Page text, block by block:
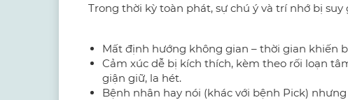
Trong thời kỳ toàn phát, sự chú ý và trí nhớ bị suy
Mất định hướng không gian – thời gian khiến
Cảm xúc dễ bị kích thích, kèm theo rối loạn
giận giữ, la hét.
Bệnh nhân hay nói (khác với bệnh Pick)